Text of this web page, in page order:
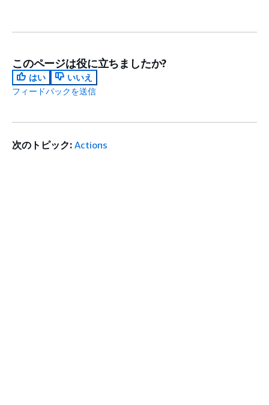
このページは役に立ちましたか?
はい
いいえ
フィードバックを送信
次のトピック: Actions